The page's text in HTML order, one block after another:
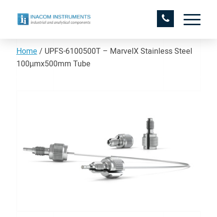
Home / UPFS-6100500T – MarvelX Stainless Steel
100µmx500mm Tube